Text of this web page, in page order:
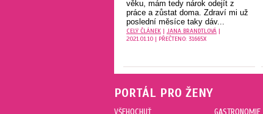
věku, mám tedy nárok odejít z
práce a zůstat doma. Zdraví mi už
poslední měsíce taky dáv...
CELÝ ČLÁNEK | JANA BRANDTLOVÁ |
2021.01.10 | PŘEČTENO: 31665X
PORTÁL PRO ŽENY